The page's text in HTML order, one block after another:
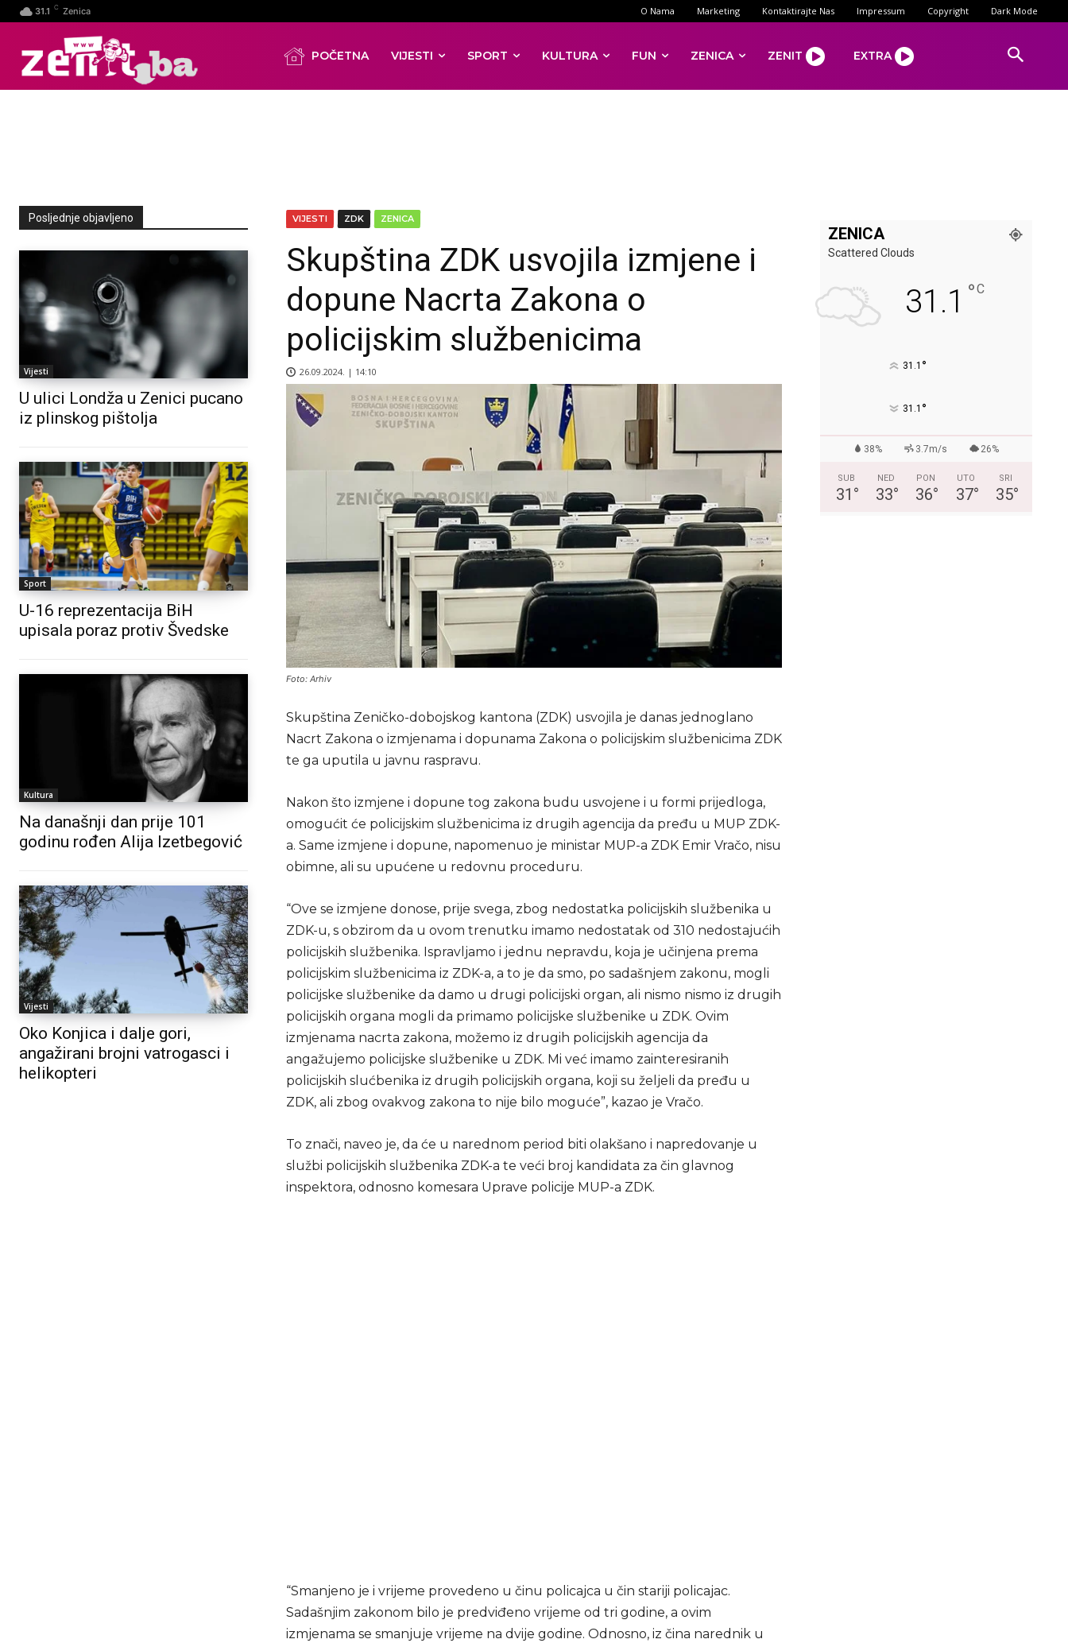
31.1 C Zenica O Nama Marketing Kontaktirajte Nas Impressum Copyright Dark Mode
POČETNA VIJESTI SPORT KULTURA FUN ZENICA ZENIT EXTRA
Posljednje objavljeno
Vijesti
U ulici Londža u Zenici pucano
iz plinskog pištolja
Sport
U-16 reprezentacija BiH
upisala poraz protiv Švedske
Kultura
Na današnji dan prije 101
godinu rođen Alija Izetbegović
Vijesti
Oko Konjica i dalje gori,
angažirani brojni vatrogasci i
helikopteri
VIJESTI ZDK ZENICA
Skupština ZDK usvojila izmjene i
dopune Nacrta Zakona o
policijskim službenicima
26.09.2024. | 14:10
Foto: Arhiv
Skupština Zeničko-dobojskog kantona (ZDK) usvojila je danas jednoglano
Nacrt Zakona o izmjenama i dopunama Zakona o policijskim službenicima ZDK
te ga uputila u javnu raspravu.
Nakon što izmjene i dopune tog zakona budu usvojene i u formi prijedloga,
omogućit će policijskim službenicima iz drugih agencija da pređu u MUP ZDK-
a. Same izmjene i dopune, napomenuo je ministar MUP-a ZDK Emir Vračo, nisu
obimne, ali su upućene u redovnu proceduru.
“Ove se izmjene donose, prije svega, zbog nedostatka policijskih službenika u
ZDK-u, s obzirom da u ovom trenutku imamo nedostatak od 310 nedostajućih
policijskih službenika. Ispravljamo i jednu nepravdu, koja je učinjena prema
policijskim službenicima iz ZDK-a, a to je da smo, po sadašnjem zakonu, mogli
policijske službenike da damo u drugi policijski organ, ali nismo nismo iz drugih
policijskih organa mogli da primamo policijske službenike u ZDK. Ovim
izmjenama nacrta zakona, možemo iz drugih policijskih agencija da
angažujemo policijske službenike u ZDK. Mi već imamo zainteresiranih
policijskih slućbenika iz drugih policijskih organa, koji su željeli da pređu u
ZDK, ali zbog ovakvog zakona to nije bilo moguće”, kazao je Vračo.
To znači, naveo je, da će u narednom period biti olakšano i napredovanje u
službi policijskih službenika ZDK-a te veći broj kandidata za čin glavnog
inspektora, odnosno komesara Uprave policije MUP-a ZDK.
“Smanjeno je i vrijeme provedeno u činu policajca u čin stariji policajac.
Sadašnjim zakonom bilo je predviđeno vrijeme od tri godine, a ovim
izmjenama se smanjuje vrijeme na dvije godine. Odnosno, iz čina narednik u
ZENICA
Scattered Clouds
31.1 °C
31.1 °
31.1 °
38% 3.7m/s 26%
SUB
31 °
NED
33°
PON
36°
UTO
37°
SRI
35°